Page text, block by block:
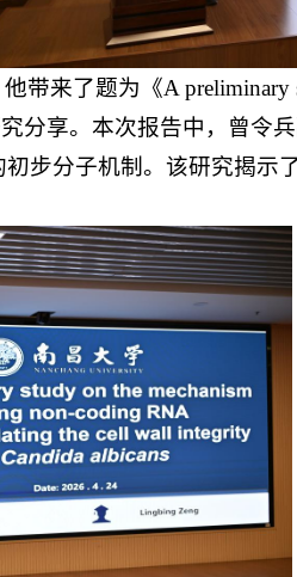
来了题为《A preliminary
究分享。本次报告中，曾
步分子机制。该研究揭示